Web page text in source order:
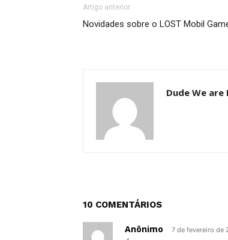
Artigo anterior
Novidades sobre o LOST Mobil
Dude We are
10 COMENTÁRIOS
Anônimo 7 de fevereiro de